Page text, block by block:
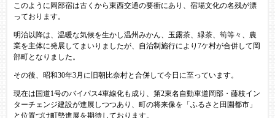
このように岡部宿は古くから東西交通の要衝にあり、宿場文化の名残が漂
っております。
明治以降は、温暖な気候を生かし温州みかん、玉露茶、緑茶、筍等々、農
業を主体に発展してまいりましたが、自治制施行により7ケ村が合併して岡
部町となりました。
その後、昭和30年3月に旧朝比奈村と合併して今日に至っています。
現在は国道1号のバイパス4車線化も成り、第2東名自動車道岡部・藤枝イン
ターチェンジ建設が進展しつつあり、町の将来像を「ふるさと田園都市」
と位置づけ町勢進展を期待しております。